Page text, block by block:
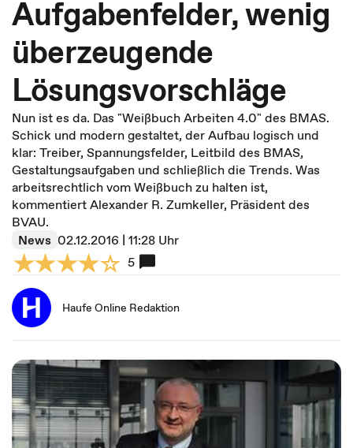
Aufgabenfelder, wenig
überzeugende
Lösungsvorschläge
Nun ist es da. Das "Weißbuch Arbeiten 4.0" des BMAS.
Schick und modern gestaltet, der Aufbau logisch und
klar: Treiber, Spannungsfelder, Leitbild des BMAS,
Gestaltungsaufgaben und schließlich die Trends. Was
arbeitsrechtlich vom Weißbuch zu halten ist,
kommentiert Alexander R. Zumkeller, Präsident des
BVAU.
News 02.12.2016 | 11:28 Uhr
5
Haufe Online Redaktion